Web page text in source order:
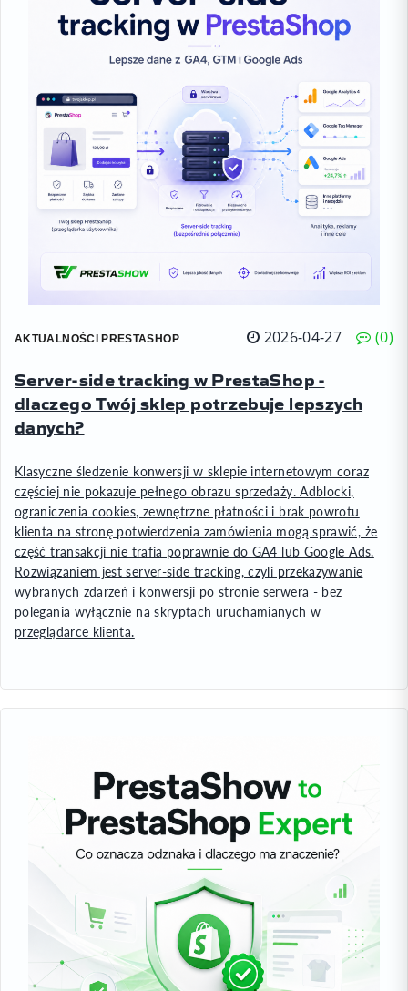
AKTUALNOŚCI PRESTASHOP 2026-04-27 0
Server-side tracking w PrestaShop -
dlaczego Twój sklep potrzebuje lepszych
danych?
Klasyczne śledzenie konwersji w sklepie internetowym coraz
częściej nie pokazuje pełnego obrazu sprzedaży. Adblocki,
ograniczenia cookies, zewnętrzne płatności i brak powrotu
klienta na stronę potwierdzenia zamówienia mogą sprawić, że
część transakcji nie trafia poprawnie do GA4 lub Google Ads.
Rozwiązaniem jest server-side tracking, czyli przekazywanie
wybranych zdarzeń i konwersji po stronie serwera - bez
polegania wyłącznie na skryptach uruchamianych w
przeglądarce klienta.